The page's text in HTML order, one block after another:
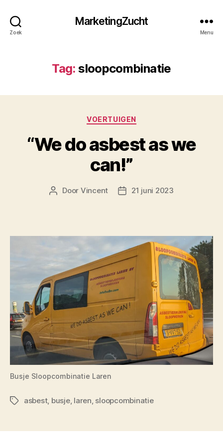
Zoek
MarketingZucht
Menu
Tag: sloopcombinatie
Categorieën
VOERTUIGEN
“We do asbest as we
can!”
Berichtauteur
Door Vincent Berichtdatum
21 juni 2023
Busje Sloopcombinatie Laren
Tagsasbest, busje, laren sloopcombinatie